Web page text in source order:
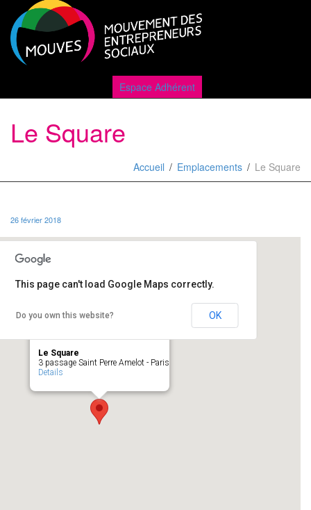
Espace Adhérent
Le Square
Accueil Emplacements Le Square
26 février 2018
Le Square
3 passage Saint Perre Amelot - Paris
Details
This page can't load Google Maps correctly.
Do you own this website? OK